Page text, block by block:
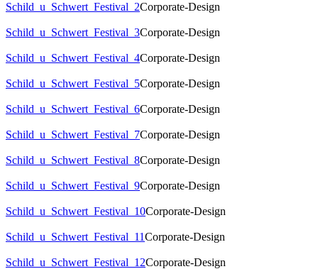
Schild_u_Schwert_Festival_2Corporate-Design
Schild_u_Schwert_Festival_3Corporate-Design
Schild_u_Schwert_Festival_4Corporate-Design
Schild_u_Schwert_Festival_5Corporate-Design
Schild_u_Schwert_Festival_6Corporate-Design
Schild_u_Schwert_Festival_7Corporate-Design
Schild_u_Schwert_Festival_8Corporate-Design
Schild_u_Schwert_Festival_9Corporate-Design
Schild_u_Schwert_Festival_10Corporate-Design
Schild_u_Schwert_Festival_11Corporate-Design
Schild_u_Schwert_Festival_12Corporate-Design